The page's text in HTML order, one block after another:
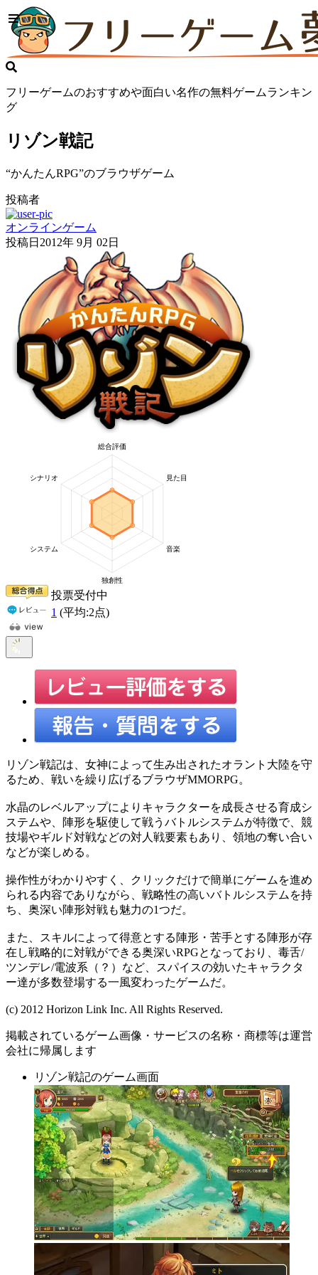
フリーゲームのおすすめや面白い名作の無料ゲームランキン
グ
リゾン戦記
“かんたんRPG”のブラウザゲーム
投稿者
オンラインゲーム
投稿日 2012年 9月 02日
投票受付中
1 (平均:2点)
リゾン戦記は、女神によって生み出されたオラント大陸を守
るため、戦いを繰り広げるブラウザMMORPG。
水晶のレベルアップによりキャラクターを成長させる育成シ
ステムや、陣形を駆使して戦うバトルシステムが特徴で、競
技場やギルド対戦などの対人戦要素もあり、領地の奪い合い
などが楽しめる。
操作性がわかりやすく、クリックだけで簡単にゲームを進め
られる内容でありながら、戦略性の高いバトルシステムを持
ち、奥深い陣形対戦も魅力の1つだ。
また、スキルによって得意とする陣形・苦手とする陣形が存
在し戦略的に対戦ができる奥深いRPGとなっており、毒舌/
ツンデレ/電波系（？）など、スパイスの効いたキャラクタ
ー達が多数登場する一風変わったゲームだ。
(c) 2012 Horizon Link Inc. All Rights Reserved.
掲載されているゲーム画像・サービスの名称・商標等は運営
会社に帰属します
リゾン戦記のゲーム画面